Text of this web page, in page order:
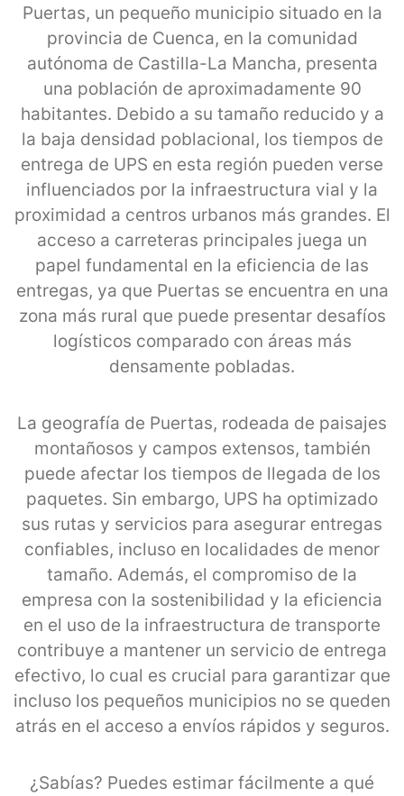
Puertas, un pequeño municipio situado en la
provincia de Cuenca, en la comunidad
autónoma de Castilla-La Mancha, presenta
una población de aproximadamente 90
habitantes. Debido a su tamaño reducido y a
la baja densidad poblacional, los tiempos de
entrega de UPS en esta región pueden verse
influenciados por la infraestructura vial y la
proximidad a centros urbanos más grandes. El
acceso a carreteras principales juega un
papel fundamental en la eficiencia de las
entregas, ya que Puertas se encuentra en una
zona más rural que puede presentar desafíos
logísticos comparado con áreas más
densamente pobladas.
La geografía de Puertas, rodeada de paisajes
montañosos y campos extensos, también
puede afectar los tiempos de llegada de los
paquetes. Sin embargo, UPS ha optimizado
sus rutas y servicios para asegurar entregas
confiables, incluso en localidades de menor
tamaño. Además, el compromiso de la
empresa con la sostenibilidad y la eficiencia
en el uso de la infraestructura de transporte
contribuye a mantener un servicio de entrega
efectivo, lo cual es crucial para garantizar que
incluso los pequeños municipios no se queden
atrás en el acceso a envíos rápidos y seguros.
¿Sabías? Puedes estimar fácilmente a qué